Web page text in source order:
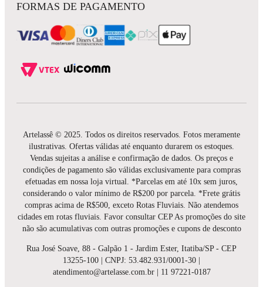
FORMAS DE PAGAMENTO
Artelassê © 2025. Todos os direitos reservados. Fotos meramente
ilustrativas. Ofertas válidas até enquanto durarem os estoques.
Vendas sujeitas a análise e confirmação de dados. Os preços e
condições de pagamento são válidas exclusivamente para compras
efetuadas em nossa loja virtual. *Parcelas em até 10x sem juros,
considerando o valor mínimo de R$200 por parcela. *Frete grátis
compras acima de R$500, exceto Rotas Fluviais. Não atendemos
cidades em rotas fluviais. Favor consultar CEP As promoções do site
não são acumulativas com outras promoções e cupons de desconto
Rua José Soave, 88 - Galpão 1 - Jardim Ester, Itatiba/SP - CEP
13255-100 | CNPJ: 53.482.931/0001-30 |
atendimento@artelasse.com.br | 11 97221-0187